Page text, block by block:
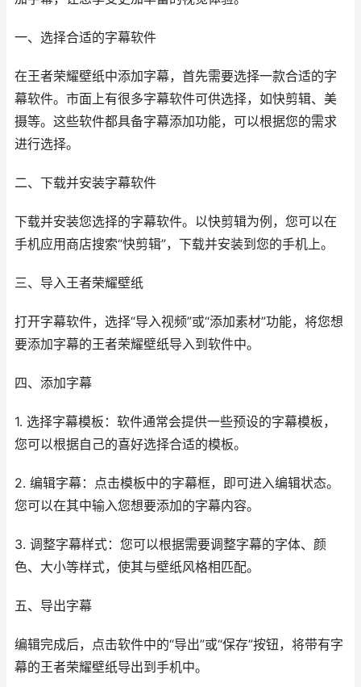
一、选择合适的字幕软件
在王者荣耀壁纸中添加字幕，首先需要选择一款合适的字
幕软件。市面上有很多字幕软件可供选择，如快剪辑、美
摄等。这些软件都具备字幕添加功能，可以根据您的需求
进行选择。
二、下载并安装字幕软件
下载并安装您选择的字幕软件。以快剪辑为例，您可以在
手机应用商店搜索“快剪辑”，下载并安装到您的手机上。
三、导入王者荣耀壁纸
打开字幕软件，选择“导入视频”或“添加素材”功能，将您想
要添加字幕的王者荣耀壁纸导入到软件中。
四、添加字幕
1. 选择字幕模板：软件通常会提供一些预设的字幕模板，
您可以根据自己的喜好选择合适的模板。
2. 编辑字幕：点击模板中的字幕框，即可进入编辑状态。
您可以在其中输入您想要添加的字幕内容。
3. 调整字幕样式：您可以根据需要调整字幕的字体、颜
色、大小等样式，使其与壁纸风格相匹配。
五、导出字幕
编辑完成后，点击软件中的“导出”或“保存”按钮，将带有字
幕的王者荣耀壁纸导出到手机中。